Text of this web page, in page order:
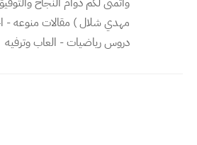
مهدي شلال ) مقالات منوعه -
دروس رياضيات - العاب وترفيه